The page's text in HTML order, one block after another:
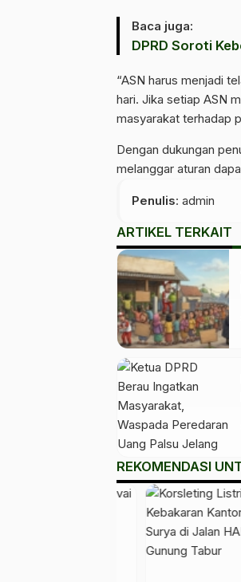
Baca juga:
DPRD Soroti
“ASN harus menjadi
hari. Jika setiap ASN
masyarakat terhadap
Dengan dukungan
melanggar aturan
Penulis: admin
ARTIKEL TERKAIT
REKOMENDASI